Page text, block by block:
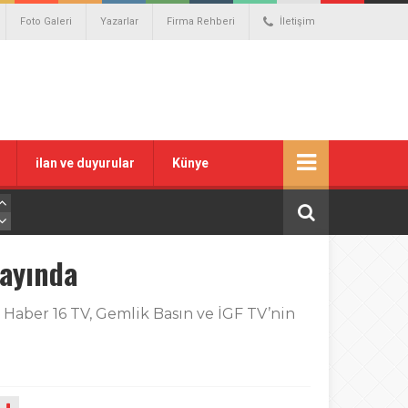
Foto Galeri Yazarlar Firma Rehberi İletişim
ilan ve duyurular Künye
16 TV, Gemlik Basın ve İGF TV’nin